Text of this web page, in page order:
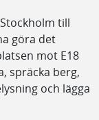
till
göra det
mot E18
spräcka berg,
och lägga